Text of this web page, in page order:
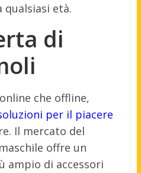
qualsiasi età.
di
che offline,
per il piacere
Il mercato del
offre un
ampio di accessori